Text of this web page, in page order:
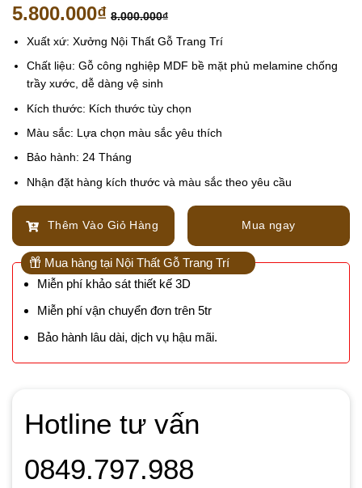
5.800.000₫ 8.000.000₫
Xuất xứ: Xưởng Nội Thất Gỗ Trang Trí
Chất liệu: Gỗ công nghiệp MDF bề mặt phủ melamine chống
trầy xước, dễ dàng vệ sinh
Kích thước: Kích thước tùy chọn
Màu sắc: Lựa chọn màu sắc yêu thích
Bảo hành: 24 Tháng
Nhận đặt hàng kích thước và màu sắc theo yêu cầu
Thêm Vào Giỏ Hàng Mua ngay
Mua hàng tại Nội Thất Gỗ Trang Trí
Miễn phí khảo sát thiết kế 3D
Miễn phí vận chuyển đơn trên 5tr
Bảo hành lâu dài, dịch vụ hậu mãi.
Hotline tư vấn
0849.797.988